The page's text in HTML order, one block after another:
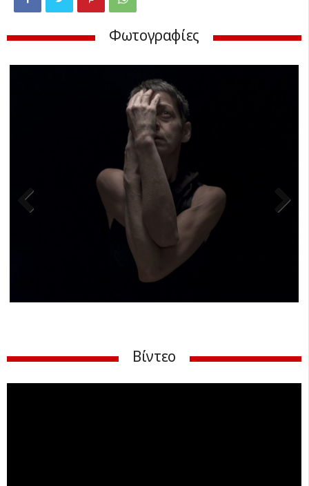
Φωτογραφίες
Βίντεο